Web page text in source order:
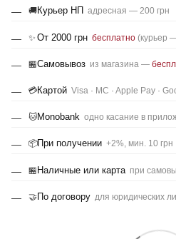
🚚Курьер НП адресная — 200 грн
✨ От 2000 грн бесплатно (курьер
🏪Самовывоз из магазина —
💳Картой Visa · MC · Apple Pay ·
🐱Monobank одно касание в
📦При получении +2%, мин. 10 грн
🏪Наличные или карта при
🤝По договору для юридических